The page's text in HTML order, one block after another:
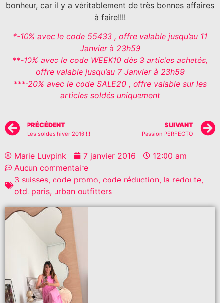
bonheur, car il y a véritablement de très bonnes affaires
à faire!!!!
*-10% avec le code 55433 , offre valable jusqu’au 11
Janvier à 23h59
**-10% avec le code WEEK10 dès 3 articles achetés,
offre valable jusqu’au 7 Janvier à 23h59
***-20% avec le code SALE20 , offre valable sur les
articles soldés uniquement
PRÉCÉDENT
Les soldes hiver 2016 !!!
SUIVANT
Passion PERFECTO
Marie Luvpink 7 janvier 2016
12:00 am
Aucun commentaire
3 suisses, code promo, code réduction, la redoute,
otd, paris, urban outfitters